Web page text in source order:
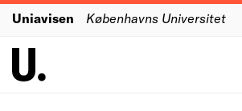
Uniavisen Københavns Universitet